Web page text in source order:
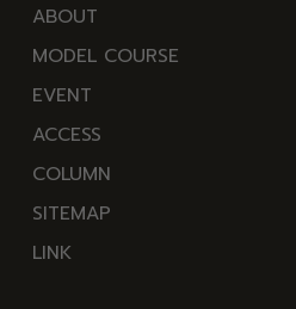
伊
豆
西
伊
豆
南
伊
海
岬
温
泉
花
池・
滝・
ABOUT
MODEL COURSE
EVENT
ACCESS
COLUMN
SITEMAP
LINK